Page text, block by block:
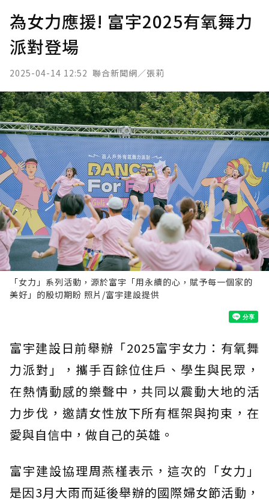
為女力應援! 富宇2025有氧舞力
派對登場
2025-04-14 12:52 聯合新聞網／張莉
「女力」系列活動，源於富宇「用永續的心，賦予每一個家的
美好」的殷切期盼 照片/富宇建設提供
富宇建設日前舉辦「2025富宇女力：有氧舞
力派對」，攜手百餘位住戶、學生與民眾，
在熱情動感的樂聲中，共同以震動大地的活
力步伐，邀請女性放下所有框架與拘束，在
愛與自信中，做自己的英雄。
富宇建設協理周燕槿表示，這次的「女力」
是因3月大雨而延後舉辦的國際婦女節活動，